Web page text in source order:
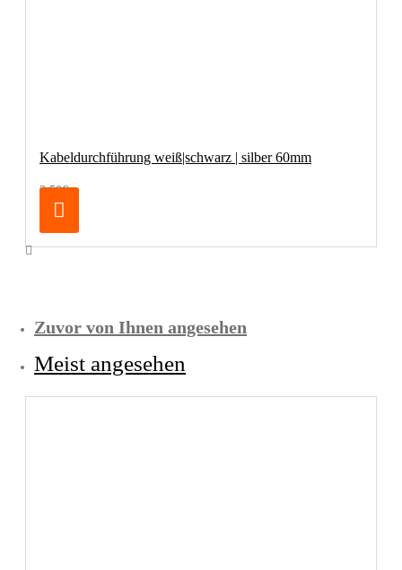
Kabeldurchführung weiß|schwarz | silber 60mm
2,50€
Zuvor von Ihnen angesehen
Meist angesehen